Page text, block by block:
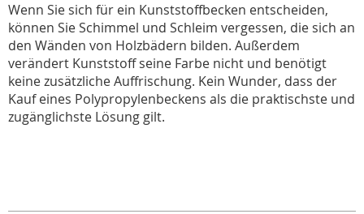
Wenn Sie sich für ein Kunststoffbecken entscheiden,
können Sie Schimmel und Schleim vergessen, die sich an
den Wänden von Holzbädern bilden. Außerdem
verändert Kunststoff seine Farbe nicht und benötigt
keine zusätzliche Auffrischung. Kein Wunder, dass der
Kauf eines Polypropylenbeckens als die praktischste und
zugänglichste Lösung gilt.